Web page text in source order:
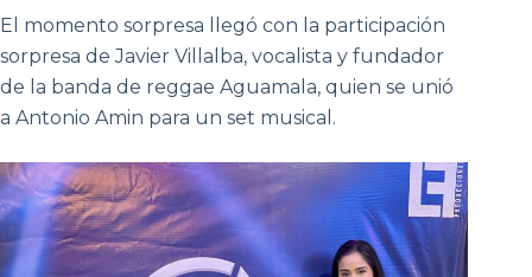
El momento sorpresa llegó con la participación
sorpresa de Javier Villalba, vocalista y fundador
de la banda de reggae Aguamala, quien se unió
a Antonio Amin para un set musical.